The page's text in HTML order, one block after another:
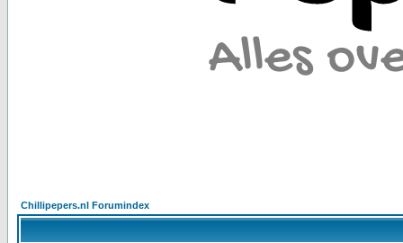
Chillipepers.nl Forumindex